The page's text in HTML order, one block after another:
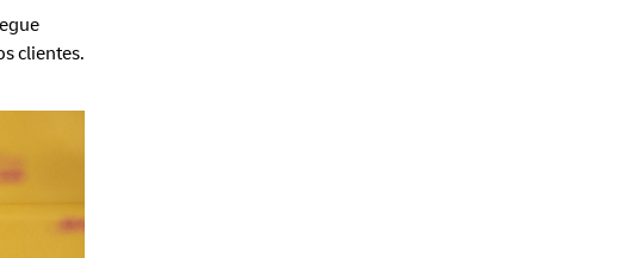
clientes.